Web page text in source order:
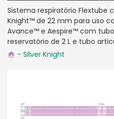
Sistema respiratório Flextube
Knight™ de 22 mm para uso
Avance™ e Aespire™ com
reservatório de 2 L e tubo
- Silver Knight